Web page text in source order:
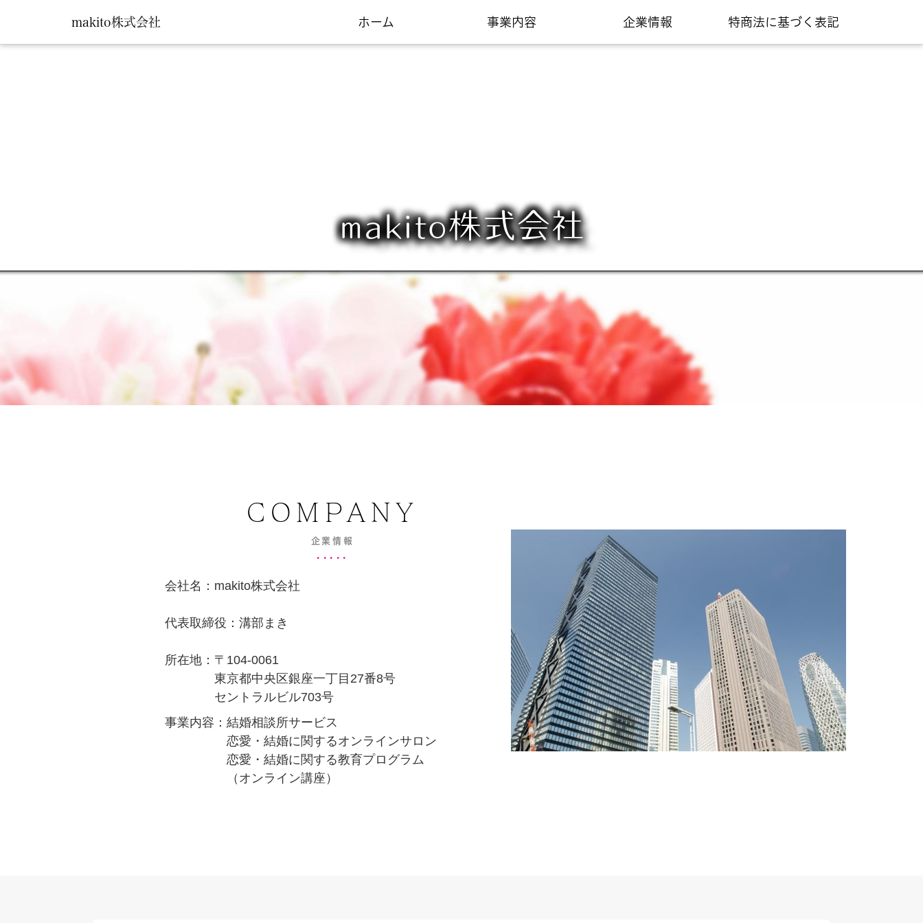
makito株式会社 ホーム 事業内容 企業情報 特商法に基づく表記
makito株式会社
COMPANY
企業情報
･････
会社名：makito株式会社
代表取締役：溝部まき
所在地：〒104-0061
東京都中央区銀座一丁目27番8号
セントラルビル703号
事業内容：結婚相談所サービス
恋愛・結婚に関するオンラインサロン
恋愛・結婚に関する教育プログラム
（オンライン講座）